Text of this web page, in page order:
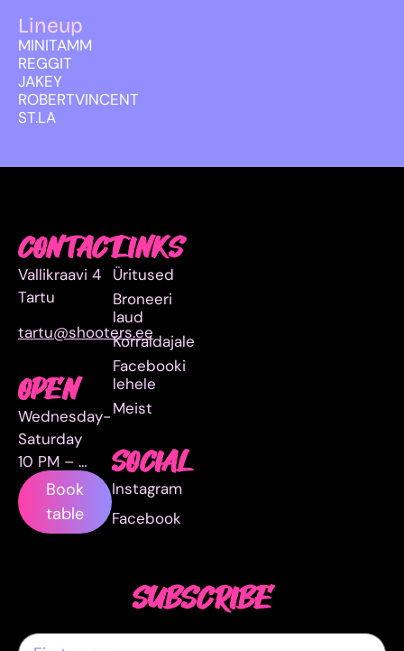
Lineup
MINITAMM
REGGIT
JAKEY
ROBERTVINCENT
ST.LA
CONTACT
Vallikraavi 4
Tartu
tartu@shooters.ee
OPEN
Wednesday-
Saturday
10 PM – …
Book
table
LINKS
Üritused
Broneeri
laud
Korraldajale
Facebooki
lehele
Meist
SOCIAL
Instagram
Facebook
SUBSCRIBE